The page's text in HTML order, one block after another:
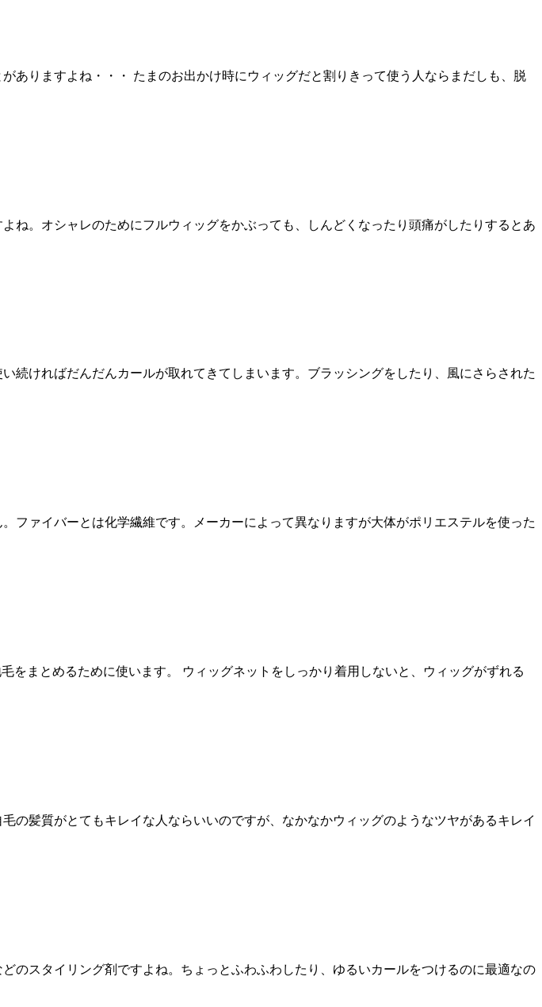
ありますよね・・・ たまのお出かけ時にウィッグだと割りきって使う人ならまだしも、脱
ね。オシャレのためにフルウィッグをかぶっても、しんどくなったり頭痛がしたりするとあ
続ければだんだんカールが取れてきてしまいます。ブラッシングをしたり、風にさらされた
ファイバーとは化学繊維です。メーカーによって異なりますが大体がポリエステルを使った
をまとめるために使います。 ウィッグネットをしっかり着用しないと、ウィッグがずれる
の髪質がとてもキレイな人ならいいのですが、なかなかウィッグのようなツヤがあるキレイ
のスタイリング剤ですよね。ちょっとふわふわしたり、ゆるいカールをつけるのに最適なの